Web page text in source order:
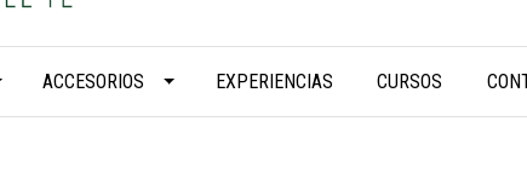
ACCESORIOS EXPERIENCIAS CURSOS